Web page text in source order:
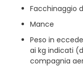
Facchinaggio
Mance
Peso in
ai kg indicati
compagnia